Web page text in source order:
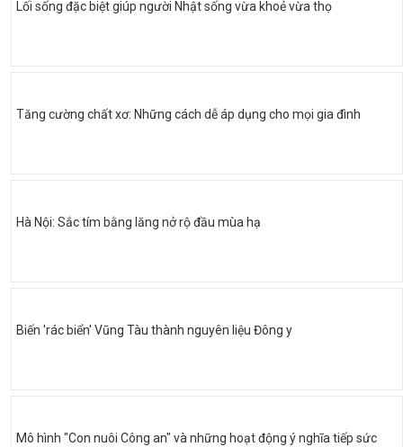
Lối sống đặc biệt giúp người Nhật sống vừa khoẻ vừa thọ
Tăng cường chất xơ: Những cách dễ áp dụng cho mọi gia đình
Hà Nội: Sắc tím bằng lăng nở rộ đầu mùa hạ
Biến 'rác biển' Vũng Tàu thành nguyên liệu Đông y
Mô hình "Con nuôi Công an" và những hoạt động ý nghĩa tiếp sức